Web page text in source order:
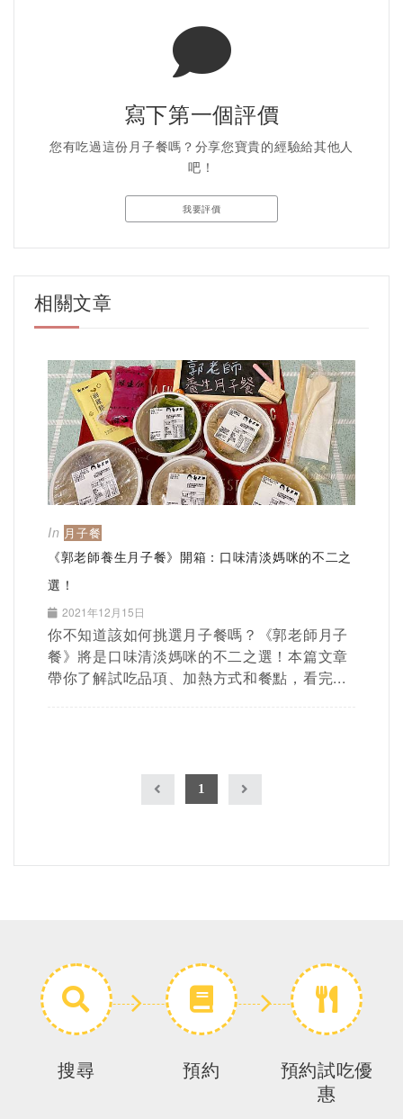
寫下第一個評價
您有吃過這份月子餐嗎？分享您寶貴的經驗給其他人
吧！
我要評價
相關文章
In 月子餐
《郭老師養生月子餐》開箱：口味清淡媽咪的不二之
選！
2021年12月15日
你不知道該如何挑選月子餐嗎？《郭老師月子
餐》將是口味清淡媽咪的不二之選！本篇文章
帶你了解試吃品項、加熱方式和餐點，看完...
1
搜尋 預約
預約試吃優
惠